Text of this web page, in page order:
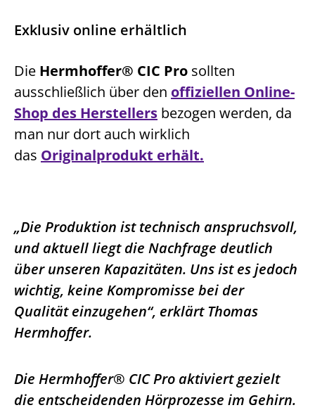
Exklusiv online erhältlich
Die Hermhoffer® CIC Pro sollten
ausschließlich über den offiziellen Online-
Shop des Herstellers bezogen werden, da
man nur dort auch wirklich
das Originalprodukt erhält.
„Die Produktion ist technisch anspruchsvoll,
und aktuell liegt die Nachfrage deutlich
über unseren Kapazitäten. Uns ist es jedoch
wichtig, keine Kompromisse bei der
Qualität einzugehen“, erklärt Thomas
Hermhoffer.
Die Hermhoffer® CIC Pro aktiviert gezielt
die entscheidenden Hörprozesse im Gehirn.